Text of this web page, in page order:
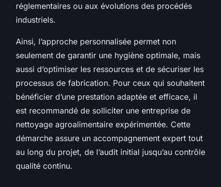
réglementaires ou aux évolutions des procédés
industriels.
Ainsi, l’approche personnalisée permet non
seulement de garantir une hygiène optimale, mais
aussi d’optimiser les ressources et de sécuriser les
processus de fabrication. Pour ceux qui souhaitent
bénéficier d’une prestation adaptée et efficace, il
est recommandé de solliciter une entreprise de
nettoyage agroalimentaire expérimentée. Cette
démarche assure un accompagnement expert tout
au long du projet, de l’audit initial jusqu’au contrôle
qualité continu.